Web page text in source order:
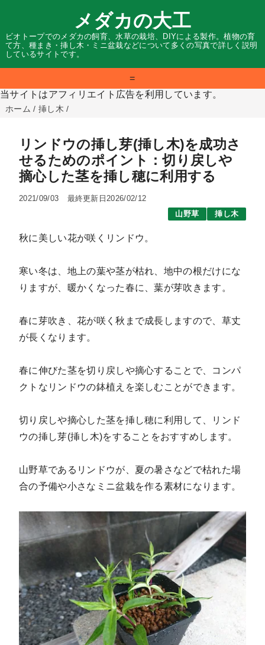
メダカの大工
ビオトープでのメダカの飼育、水草の栽培、DIYによる製作。植物の育
て方、種まき・挿し木・ミニ盆栽などについて多くの写真で詳しく説明
しているサイトです。
=
当サイトはアフィリエイト広告を利用しています。
ホーム / 挿し木 /
リンドウの挿し芽(挿し木)を成功さ
せるためのポイント：切り戻しや
摘心した茎を挿し穂に利用する
2021/09/03
最終更新日2026/02/12
山野草
挿し木
秋に美しい花が咲くリンドウ。
寒い冬は、地上の葉や茎が枯れ、地中の根だけにな
りますが、 暖かくなった春に、葉が芽吹きます 。
春に芽吹き、花が咲く秋まで成長しますので、草丈
が長くなります。
春に伸びた茎を切り戻しや摘心することで、コンパ
クトなリンドウの鉢植えを楽しむことができます。
切り戻しや摘心した茎を挿し穂に利用して、
リンド
ウの挿し芽(挿し木)をすることをおすすめします。
山野草であるリンドウが、夏の暑さなどで枯れた場
合の予備や小さなミニ盆栽を作る素材になります。